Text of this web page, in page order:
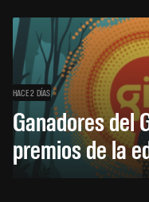
HACE 2 DÍAS
Ganadores del
premios de la